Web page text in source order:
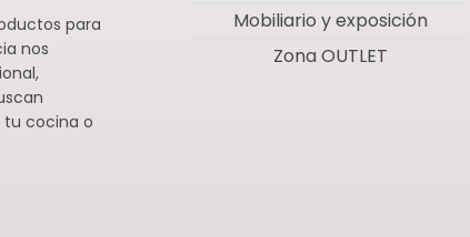
para
nos
tu cocina o
Mobiliario y exposición
Zona OUTLET